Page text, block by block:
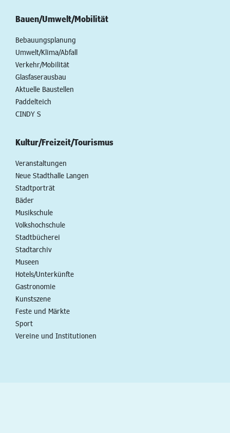
Bauen/Umwelt/Mobilität
Bebauungsplanung
Umwelt/Klima/Abfall
Verkehr/Mobilität
Glasfaserausbau
Aktuelle Baustellen
Paddelteich
CINDY S
Kultur/Freizeit/Tourismus
Veranstaltungen
Neue Stadthalle Langen
Stadtporträt
Bäder
Musikschule
Volkshochschule
Stadtbücherei
Stadtarchiv
Museen
Hotels/Unterkünfte
Gastronomie
Kunstszene
Feste und Märkte
Sport
Vereine und Institutionen